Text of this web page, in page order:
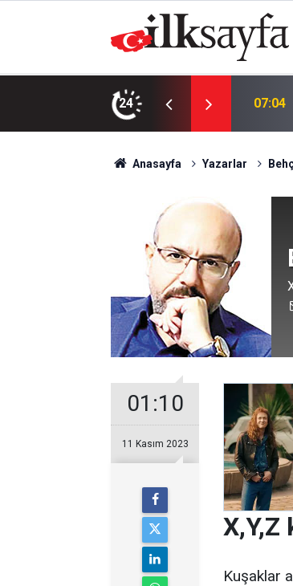
24 06:25
Anasayfa Yazarlar
01:10
11 Kasım 2023
X,Y,Z
Kuşaklar